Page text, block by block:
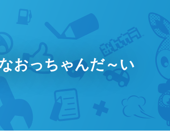
おっちゃんだ～い